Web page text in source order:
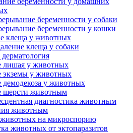
беременности у собаки
беременности у кошки
клеща у животных
клеща у собаки
лишая у животных
экземы у животных
демодекоза у животных
шерсти животным
диагностика животным
животным
на микроспорию
животных от эктопаразитов